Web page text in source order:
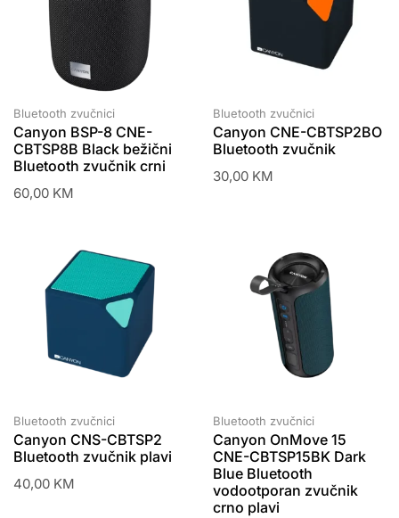
Bluetooth zvučnici
Canyon BSP-8 CNE-
CBTSP8B Black bežični
Bluetooth zvučnik crni
60,00 KM
Bluetooth zvučnici
Canyon CNE-CBTSP2BO
Bluetooth zvučnik
30,00 KM
Bluetooth zvučnici
Canyon CNS-CBTSP2
Bluetooth zvučnik plavi
40,00 KM
Bluetooth zvučnici
Canyon OnMove 15
CNE-CBTSP15BK Dark
Blue Bluetooth
vodootporan zvučnik
crno plavi